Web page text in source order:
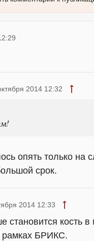
2014 12:32
опять только на
срок.
2014 12:33
кость в
рамках БРИКС.